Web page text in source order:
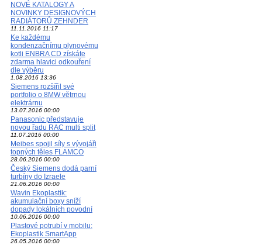
NOVÉ KATALOGY A
NOVINKY DESIGNOVÝCH
RADIÁTORŮ ZEHNDER
11.11.2016 11:17
Ke každému
kondenzačnímu plynovému
kotli ENBRA CD získáte
zdarma hlavici odkouření
dle výběru
1.08.2016 13:36
Siemens rozšířil své
portfolio o 8MW větrnou
elektrárnu
13.07.2016 00:00
Panasonic představuje
novou řadu RAC multi split
11.07.2016 00:00
Meibes spojil síly s vývojáři
topných těles FLAMCO
28.06.2016 00:00
Český Siemens dodá parní
turbíny do Izraele
21.06.2016 00:00
Wavin Ekoplastik:
akumulační boxy sníží
dopady lokálních povodní
10.06.2016 00:00
Plastové potrubí v mobilu:
Ekoplastik SmartApp
26.05.2016 00:00